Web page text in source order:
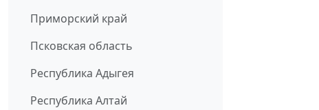
Приморский край
Псковская область
Республика Адыгея
Республика Алтай